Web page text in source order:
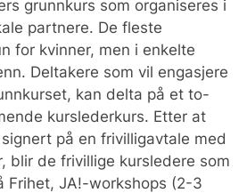
grunnkurs som organiseres i
partnere. De fleste
for kvinner, men i enkelte
Deltakere som vil engasjere
kan delta på et to-
kurslederkurs. Etter at
på en frivilligavtale med
blir de frivillige kursledere som
Frihet, JA!-workshops (2-3